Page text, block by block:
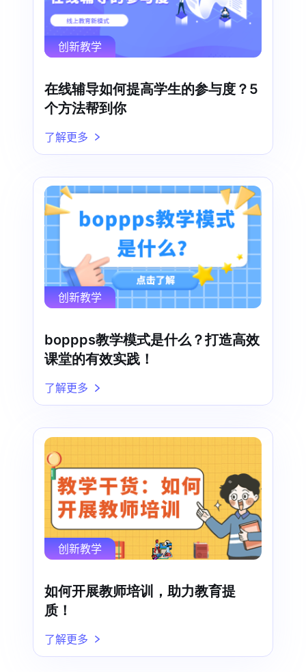
创新教学
在线辅导如何提高学生的参与度？5
个方法帮到你
了解更多
创新教学
boppps教学模式是什么？打造高效
课堂的有效实践！
了解更多
创新教学
如何开展教师培训，助力教育提
质！
了解更多